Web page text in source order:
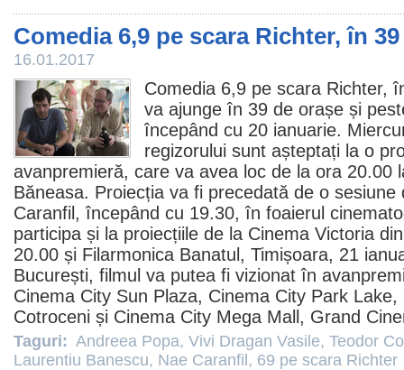
Comedia 6,9 pe scara Richter, în
16.01.2017
Comedia 6,9 pe scara Richter,
va ajunge în 39 de orașe și
începând cu 20 ianuarie.
regizorului sunt așteptați la o
avanpremieră, care va avea loc de la ora 20.00
Băneasa. Proiecția va fi precedată de o
Caranfil, începând cu 19.30, în foaierul
participa și la proiecțiile de la Cinema Victoria
20.00 și Filarmonica Banatul, Timișoara, 21
București, filmul va putea fi vizionat în
Cinema City Sun Plaza, Cinema City Park Lake,
Cotroceni și Cinema City Mega Mall, Grand
Taguri: Andreea Popa, Vivi Dragan Vasile, Teodor
Laurentiu Banescu, Nae Caranfil , 69 pe scara Richter